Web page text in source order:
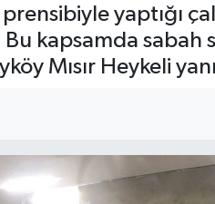
yaptığı
kapsamda
Mısır Heykeli